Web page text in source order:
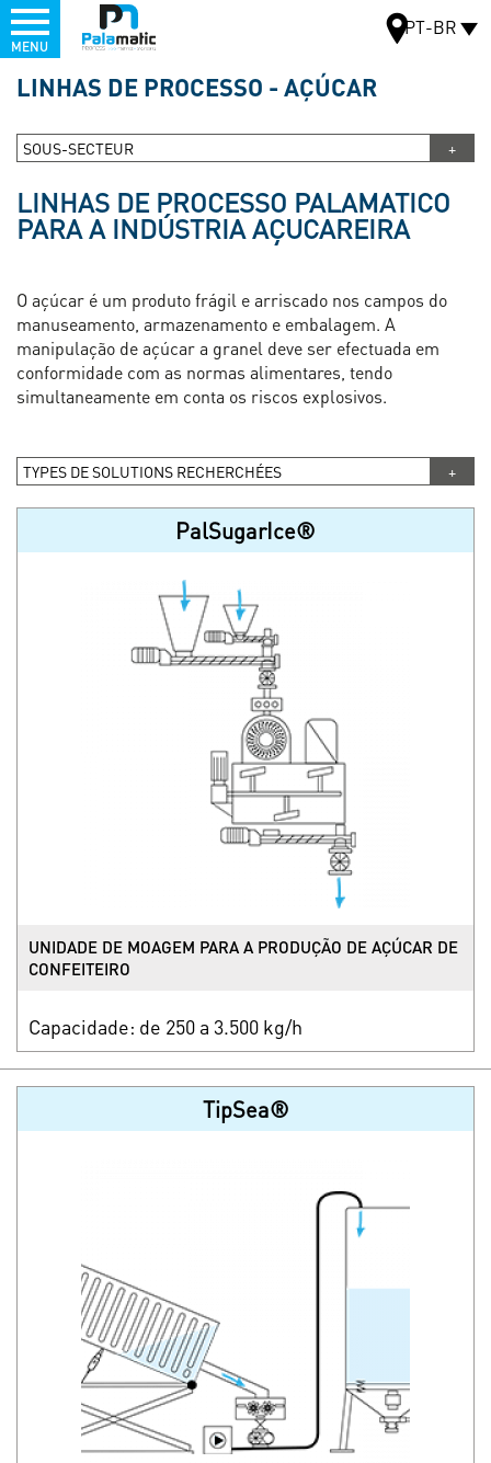
para
conteúdo
principal
MenuPT-BR
MENU
LINHAS DE PROCESSO - AÇÚCAR
SOUS-SECTEUR
LINHAS DE PROCESSO PALAMATICO
PARA A INDÚSTRIA AÇUCAREIRA
O açúcar é um produto frágil e arriscado nos campos do
manuseamento, armazenamento e embalagem. A
manipulação de açúcar a granel deve ser efectuada em
conformidade com as normas alimentares, tendo
simultaneamente em conta os riscos explosivos.
TYPES DE SOLUTIONS RECHERCHÉES
PalSugarIce®
UNIDADE DE MOAGEM PARA A PRODUÇÃO DE AÇÚCAR DE
CONFEITEIRO
Capacidade: de 250 a 3.500 kg/h
TipSea®